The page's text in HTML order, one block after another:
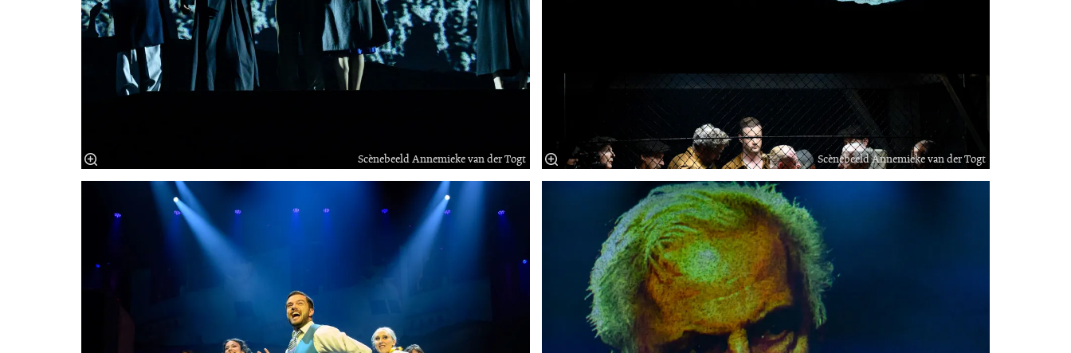
Scènebeeld Annemieke van der Togt Scènebeeld Annemieke van der Togt